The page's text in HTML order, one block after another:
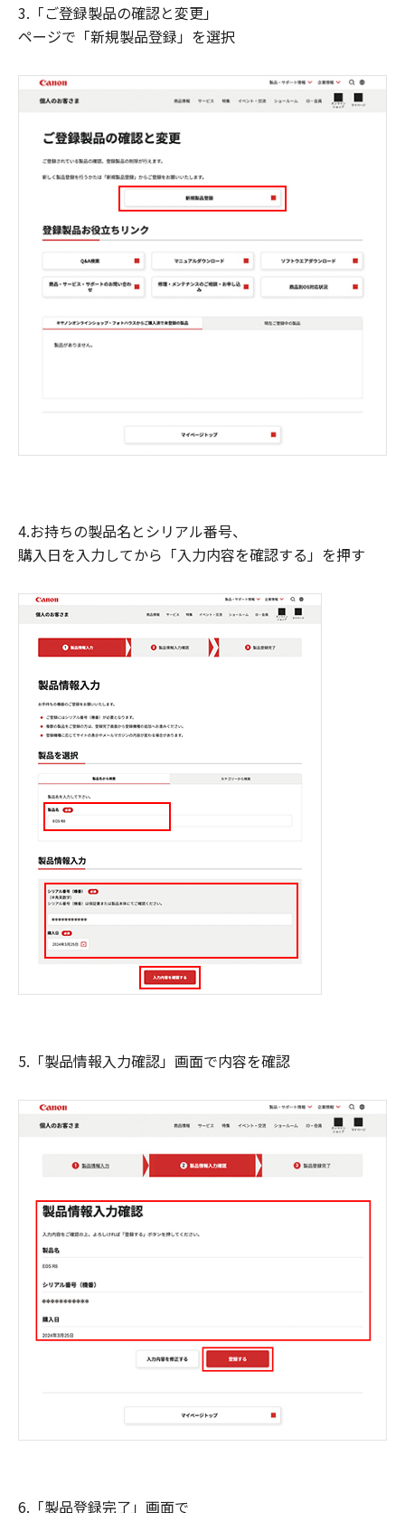
3.「ご登録製品の確認と変更」
ページで「新規製品登録」を選択
4.お持ちの製品名とシリアル番号、
購入日を入力してから「入力内容を確認する」を押す
5.「製品情報入力確認」画面で内容を確認
6.「製品登録完了」画面で